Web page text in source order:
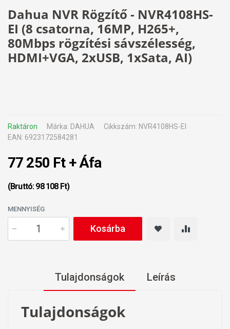
Dahua NVR Rögzítő - NVR4108HS-
EI (8 csatorna, 16MP, H265+,
80Mbps rögzítési sávszélesség,
HDMI+VGA, 2xUSB, 1xSata, AI)
Raktáron Márka: DAHUA
Cikkszám: NVR4108HS-EI
EAN: 6923172584281
77 250 Ft + Áfa
(Bruttó: 98 108 Ft)
MENNYISÉG
Kosárba
Tulajdonságok Leírás
Tulajdonságok